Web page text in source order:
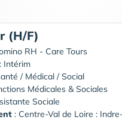
(H/F)
RH - Care Tours
: Intérim
/ Médical / Social
Médicales & Sociales
Sociale
: Centre-Val de Loire :